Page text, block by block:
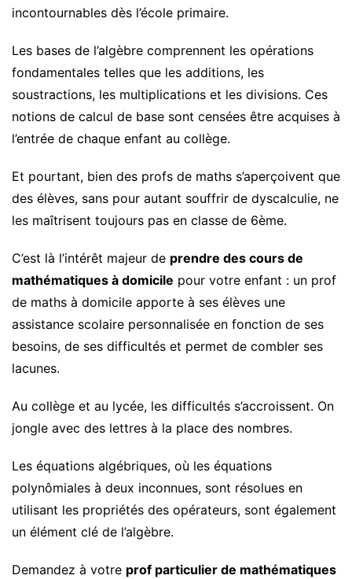
incontournables dès l’école primaire.
Les bases de l’algèbre comprennent les opérations
fondamentales telles que les additions, les
soustractions, les multiplications et les divisions. Ces
notions de calcul de base sont censées être acquises à
l’entrée de chaque enfant au collège.
Et pourtant, bien des profs de maths s’aperçoivent que
des élèves, sans pour autant souffrir de dyscalculie, ne
les maîtrisent toujours pas en classe de 6ème.
C’est là l’intérêt majeur de prendre des cours de
mathématiques à domicile pour votre enfant : un prof
de maths à domicile apporte à ses élèves une
assistance scolaire personnalisée en fonction de ses
besoins, de ses difficultés et permet de combler ses
lacunes.
Au collège et au lycée, les difficultés s’accroissent. On
jongle avec des lettres à la place des nombres.
Les équations algébriques, où les équations
polynômiales à deux inconnues, sont résolues en
utilisant les propriétés des opérateurs, sont également
un élément clé de l’algèbre.
Demandez à votre prof particulier de mathématiques